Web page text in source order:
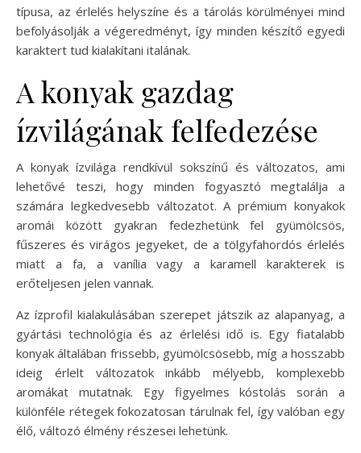
típusa, az érlelés helyszíne és a tárolás körülményei mind
befolyásolják a végeredményt, így minden készítő egyedi
karaktert tud kialakítani italának.
A konyak gazdag
ízvilágának felfedezése
A konyak ízvilága rendkívül sokszínű és változatos, ami
lehetővé teszi, hogy minden fogyasztó megtalálja a
számára legkedvesebb változatot. A prémium konyakok
aromái között gyakran fedezhetünk fel gyümölcsös,
fűszeres és virágos jegyeket, de a tölgyfahordós érlelés
miatt a fa, a vanília vagy a karamell karakterek is
erőteljesen jelen vannak.
Az ízprofil kialakulásában szerepet játszik az alapanyag, a
gyártási technológia és az érlelési idő is. Egy fiatalabb
konyak általában frissebb, gyümölcsösebb, míg a hosszabb
ideig érlelt változatok inkább mélyebb, komplexebb
aromákat mutatnak. Egy figyelmes kóstolás során a
különféle rétegek fokozatosan tárulnak fel, így valóban egy
élő, változó élmény részesei lehetünk.